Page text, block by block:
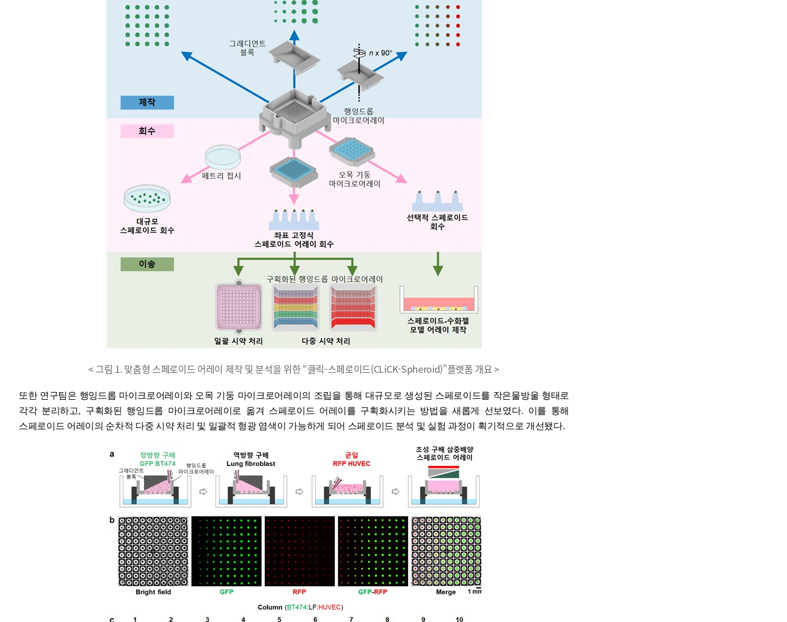
< 그림 1. 맞춤형 스페로이드 어레이 제작 및 분석을 위한 “클릭-스페로이드(CLiCK-Spheroid)”플랫폼 개요 >
또한 연구팀은 행잉드롭 마이크로어레이와 오목 기둥 마이크로어레이의 조립을 통해 대규모로 생성된 스페로이드를 작은물방울 형태로
각각 분리하고, 구획화된 행잉드롭 마이크로어레이로 옮겨 스페로이드 어레이를 구획화시키는 방법을 새롭게 선보였다. 이를 통해
스페로이드 어레이의 순차적 다중 시약 처리 및 일괄적 형광 염색이 가능하게 되어 스페로이드 분석 및 실험 과정이 획기적으로 개선됐다.